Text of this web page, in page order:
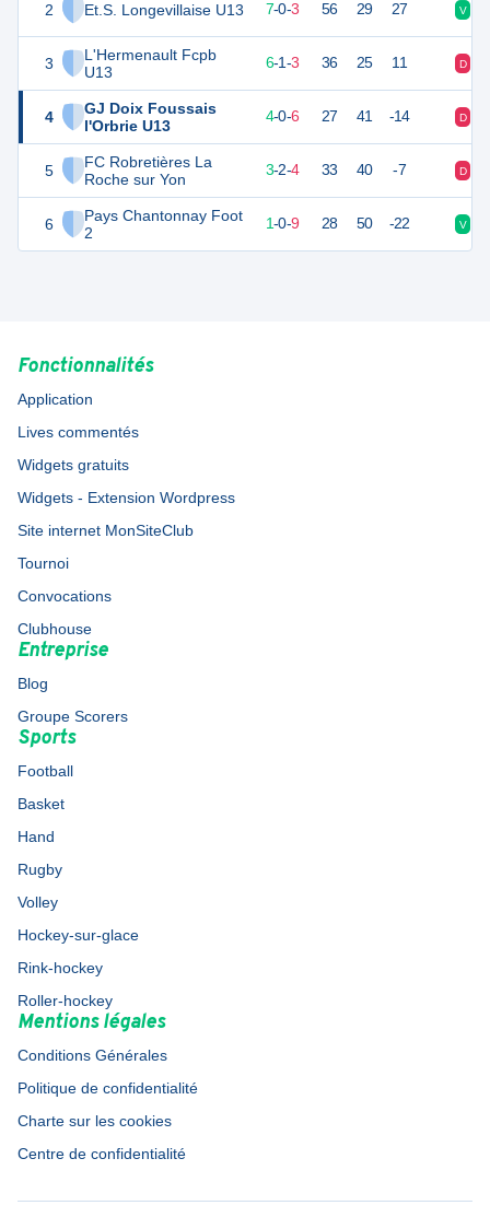
2 Et.S. Longevillaise U13
3
L'Hermenault Fcpb
U13
4
GJ Doix Foussais
l'Orbrie U13
5
FC Robretières La
Roche sur Yon
6
Pays Chantonnay Foot
2
21 10 7-0-3 56 29 27 V
19 6-1-3 36 25 11 D
12 4-0-6 27 41 -14 D
10 3-2-4 33 40 -7 D
3 10 1-0-9 28 50 -22 V
Fonctionnalités
Application
Lives commentés
Widgets gratuits
Widgets - Extension Wordpress
Site internet MonSiteClub
Tournoi
Convocations
Clubhouse
Entreprise
Blog
Groupe Scorers
Sports
Football
Basket
Hand
Rugby
Volley
Hockey-sur-glace
Rink-hockey
Roller-hockey
Mentions légales
Conditions Générales
Politique de confidentialité
Charte sur les cookies
Centre de confidentialité